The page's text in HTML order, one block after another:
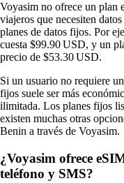
Voyasim no ofrece un plan
viajeros que necesiten
planes de datos fijos. Por
cuesta $99.90 USD, y un
precio de $53.30 USD.
Si un usuario no requiere
fijos suele ser más
ilimitada. Los planes fijos
existen muchas otras
Benin a través de Voyasim.
¿Voyasim ofrece
teléfono y SMS?